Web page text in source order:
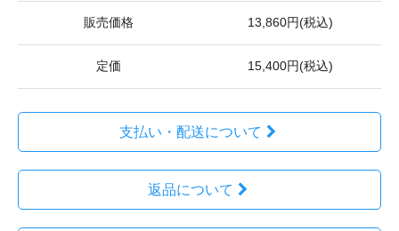
販売価格 13,860円(税込)
定価 15,400円(税込)
支払い・配送について
返品について